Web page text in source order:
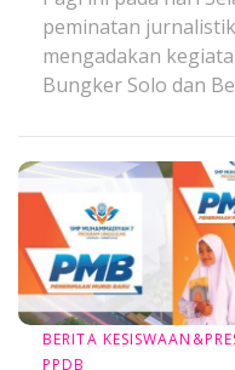
peminatan
mengadakan
Bungker Solo dan
BERITA
PPDB